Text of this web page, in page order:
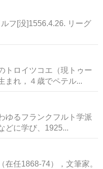
フ[没]1556.4.26. リーグ
トロイツコエ（現トゥー
れ，４歳でペテル...
ゆるフランクフルト学派
に学び、1925...
任1868-74），文筆家。